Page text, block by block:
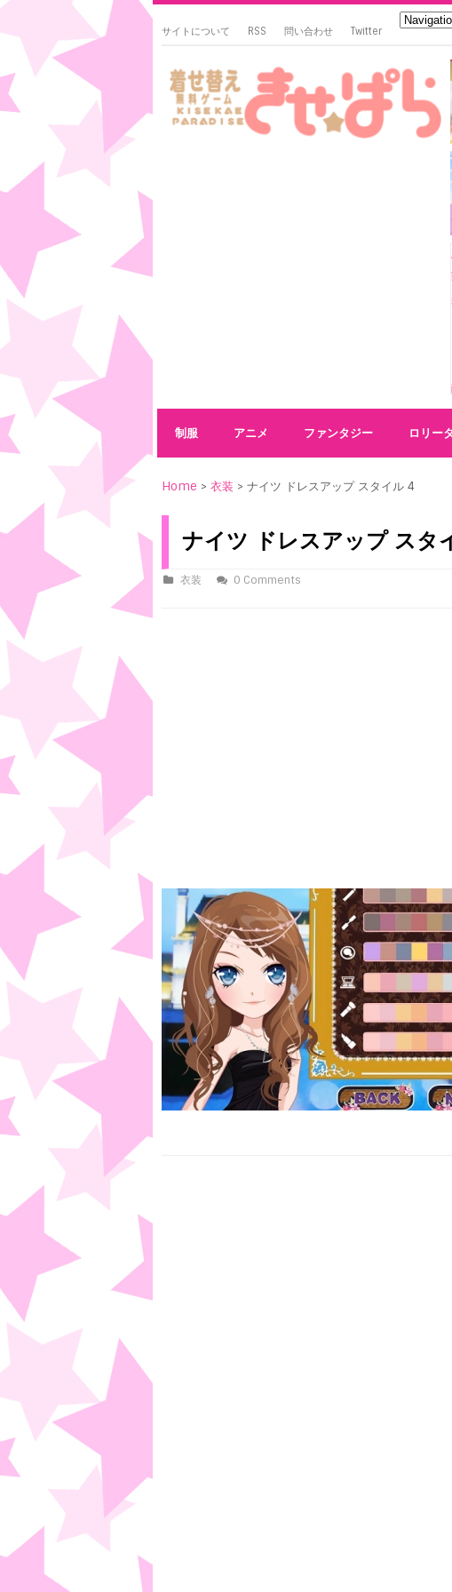
サイトについて RSS 問い合わせ Twitter
制服 アニメ ファンタジー ロリー
Home > 衣装 > ナイツ ドレスアップ スタイル 4
ナイツ ドレスアップ スタ
衣装 0 Comments